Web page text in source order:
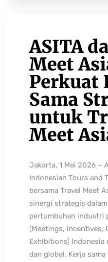
ASITA
Meet
Perkuat
Sama
untuk
Meet
Jakarta, 1 Mei 2026 –
Indonesian Tours and
bersama Travel Meet
sinergi strategis
pertumbuhan industri
(Meetings, Incentives,
Exhibitions) Indonesia
dan global. Kerja